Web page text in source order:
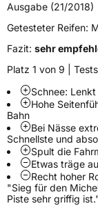
FahrzeugtypSUV
Verwendung
Modellname
FahrzeugartPKW
Weitere
SchlauchtypTL
ZustandNeureifen
Ausgabe (21/2018)
Getesteter Reifen:
Fazit: sehr
Platz 1 von 9 |
Schnee:
Hohe
Bahn
Bei Nässe
Schnellste und
Spult die
Etwas träge
Recht hoher
"Sieg für den
Piste sehr griffig ist."